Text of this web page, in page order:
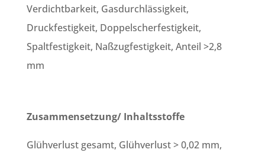
Verdichtbarkeit, Gasdurchlässigkeit,
Druckfestigkeit, Doppelscherfestigkeit,
Spaltfestigkeit, Naßzugfestigkeit, Anteil >2,8
mm
Zusammensetzung/ Inhaltsstoffe
Glühverlust gesamt, Glühverlust > 0,02 mm,